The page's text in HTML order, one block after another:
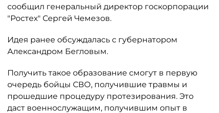
сообщил генеральный директор госкорпорации
"Ростех" Сергей Чемезов.
Идея ранее обсуждалась с губернатором
Александром Бегловым.
Получить такое образование смогут в первую
очередь бойцы СВО, получившие травмы и
прошедшие процедуру протезирования. Это
даст военнослужащим, получившим опыт в